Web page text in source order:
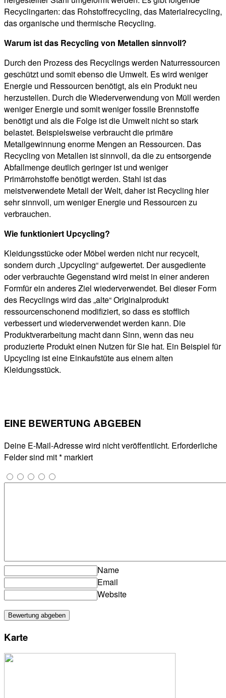
Recyclingarten: das Rohstoffrecycling, das Materialrecycling,
das organische und thermische Recycling.
Warum ist das Recycling von Metallen sinnvoll?
Durch den Prozess des Recyclings werden Naturressourcen
geschützt und somit ebenso die Umwelt. Es wird weniger
Energie und Ressourcen benötigt, als ein Produkt neu
herzustellen. Durch die Wiederverwendung von Müll werden
weniger Energie und somit weniger fossile Brennstoffe
benötigt und als die Folge ist die Umwelt nicht so stark
belastet. Beispielsweise verbraucht die primäre
Metallgewinnung enorme Mengen an Ressourcen. Das
Recycling von Metallen ist sinnvoll, da die zu entsorgende
Abfallmenge deutlich geringer ist und weniger
Primärrohstoffe benötigt werden. Stahl ist das
meistverwendete Metall der Welt, daher ist Recycling hier
sehr sinnvoll, um weniger Energie und Ressourcen zu
verbrauchen.
Wie funktioniert Upcycling?
Kleidungsstücke oder Möbel werden nicht nur recycelt,
sondern durch „Upcycling“ aufgewertet. Der ausgediente
oder verbrauchte Gegenstand wird meist in einer anderen
Formfür ein anderes Ziel wiederverwendet. Bei dieser Form
des Recyclings wird das „alte“ Originalprodukt
ressourcenschonend modifiziert, so dass es stofflich
verbessert und wiederverwendet werden kann. Die
Produktverarbeitung macht dann Sinn, wenn das neu
produzierte Produkt einen Nutzen für Sie hat. Ein Beispiel für
Upcycling ist eine Einkaufstüte aus einem alten
Kleidungsstück.
EINE BEWERTUNG ABGEBEN
Deine E-Mail-Adresse wird nicht veröffentlicht. Erforderliche
Felder sind mit* markiert
Name
Email
Website
Karte